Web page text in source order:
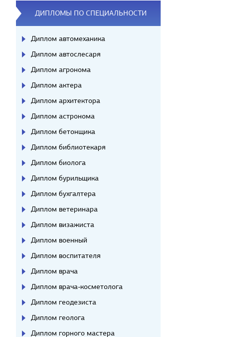
ДИПЛОМЫ ПО СПЕЦИАЛЬНОСТИ
Диплом автомеханика
Диплом автослесаря
Диплом агронома
Диплом актера
Диплом архитектора
Диплом астронома
Диплом бетонщика
Диплом библиотекаря
Диплом биолога
Диплом бурильщика
Диплом бухгалтера
Диплом ветеринара
Диплом визажиста
Диплом военный
Диплом воспитателя
Диплом врача
Диплом врача-косметолога
Диплом геодезиста
Диплом геолога
Диплом горного мастера